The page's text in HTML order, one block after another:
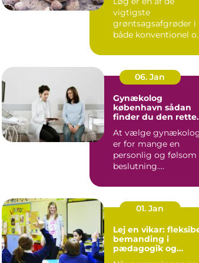
vigtigste
grøntsagsafgrøder i
både konventionel
Når en avle...
06. Jan
Gynækolog
københavn sådan
finder du den rette
At vælge
er for mange en
personlig og følsom
beslutning.
behandlinger for...
01. Jan
Lej en vikar:
bemanding i
pædagogik og